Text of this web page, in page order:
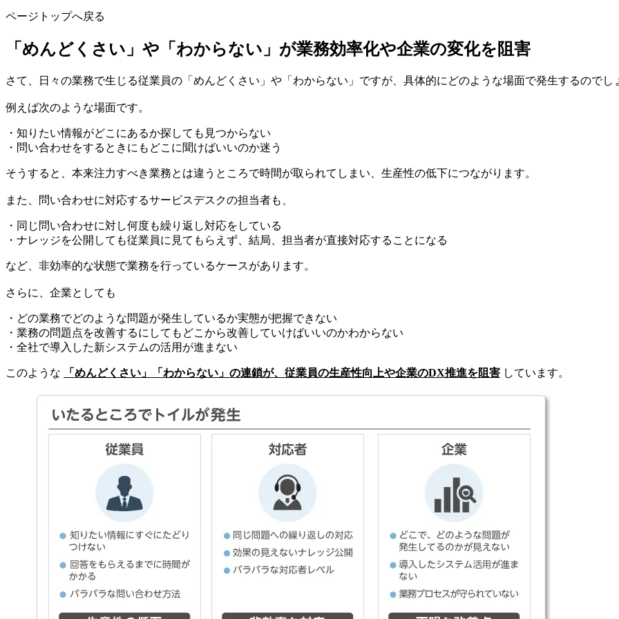
ページトップへ戻る
「めんどくさい」や「わからない」が業務効率化や企業の変化を阻害
さて、日々の業務で生じる従業員の「めんどくさい」や「わからない」ですが、具体的にどのような場面で発生するのでし
例えば次のような場面です。
・知りたい情報がどこにあるか探しても見つからない
・問い合わせをするときにもどこに聞けばいいのか迷う
そうすると、本来注力すべき業務とは違うところで時間が取られてしまい、生産性の低下につながります。
また、問い合わせに対応するサービスデスクの担当者も、
・同じ問い合わせに対し何度も繰り返し対応をしている
・ナレッジを公開しても従業員に見てもらえず、結局、担当者が直接対応することになる
など、非効率的な状態で業務を行っているケースがあります。
さらに、企業としても
・どの業務でどのような問題が発生しているか実態が把握できない
・業務の問題点を改善するにしてもどこから改善していけばいいのかわからない
・全社で導入した新システムの活用が進まない
このような 「めんどくさい」「わからない」の連鎖が、従業員の生産性向上や企業のDX推進を阻害 しています。